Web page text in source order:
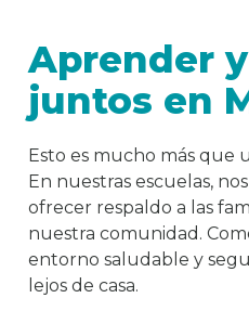
Aprender
juntos en
Esto es mucho más que
En nuestras escuelas,
ofrecer respaldo a las
nuestra comunidad.
entorno saludable y
lejos de casa.